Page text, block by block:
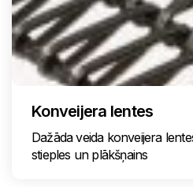
Konveijera lentes
Dažāda veida konveijera
stieples un plākšņains